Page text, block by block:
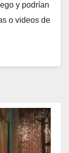
y podrían
o videos de